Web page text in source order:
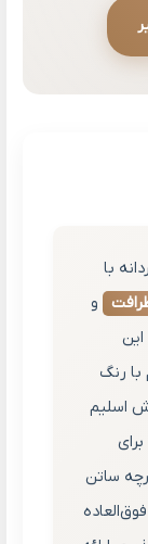
با
و
رنگ
اسلیم
ساتن